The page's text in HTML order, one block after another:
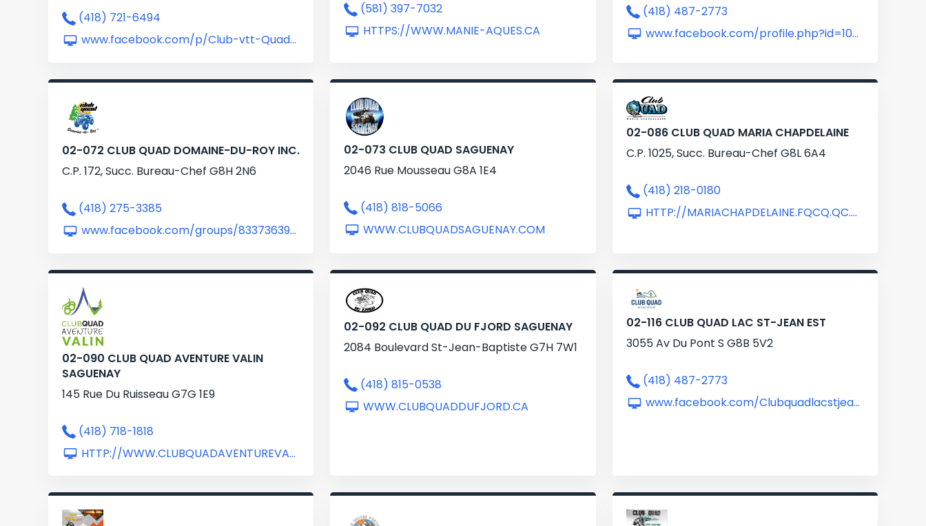
(418) 721-6494
www.facebook.com/p/Club-vtt-Quad-Bas-St-Laurent-100064756956255/?locale=fr_CA
(581) 397-7032
HTTPS://WWW.MANIE-AQUES.CA
(418) 487-2773
www.facebook.com/profile.php?id=100080104495506
02-072 CLUB QUAD DOMAINE-DU-ROY INC.
C.P. 172, Succ. Bureau-Chef G8H 2N6
(418) 275-3385
www.facebook.com/groups/833736394583657/
02-073 CLUB QUAD SAGUENAY
2046 Rue Mousseau G8A 1E4
(418) 818-5066
WWW.CLUBQUADSAGUENAY.COM
02-086 CLUB QUAD MARIA CHAPDELAINE
C.P. 1025, Succ. Bureau-Chef G8L 6A4
(418) 218-0180
HTTP://MARIACHAPDELAINE.FQCQ.QC.CA/
02-090 CLUB QUAD AVENTURE VALIN
SAGUENAY
145 Rue Du Ruisseau G7G 1E9
(418) 718-1818
HTTP://WWW.CLUBQUADAVENTUREVALIN.COM
02-092 CLUB QUAD DU FJORD SAGUENAY
2084 Boulevard St-Jean-Baptiste G7H 7W1
(418) 815-0538
WWW.CLUBQUADDUFJORD.CA
02-116 CLUB QUAD LAC ST-JEAN EST
3055 Av Du Pont S G8B 5V2
(418) 487-2773
www.facebook.com/Clubquadlacstjeanest